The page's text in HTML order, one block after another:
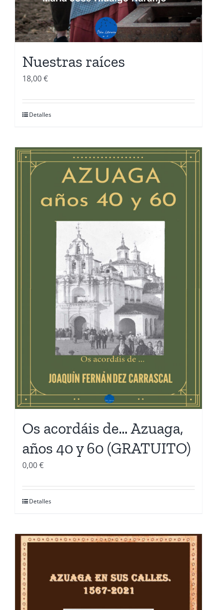
Nuestras raíces
18,00€
Detalles
Os acordáis de… Azuaga,
años 40 y 60 (GRATUITO)
0,00€
Detalles